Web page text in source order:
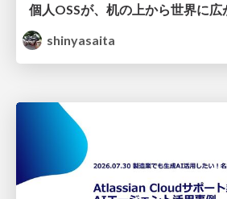
個人OSSが、机の上から世界に広
shinyasaita